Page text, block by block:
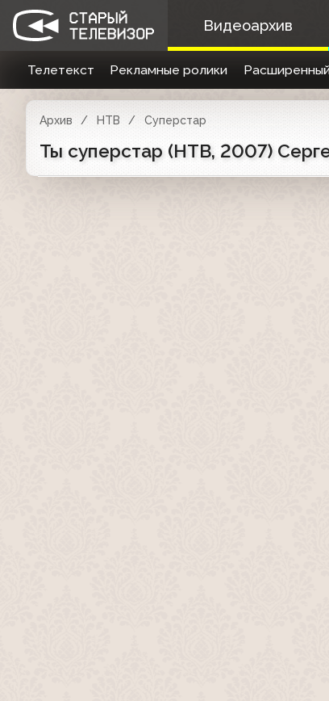
Видеоархив
Телетекст Рекламные ролики
Архив НТВ Суперстар
Ты суперстар (НТВ, 2007)